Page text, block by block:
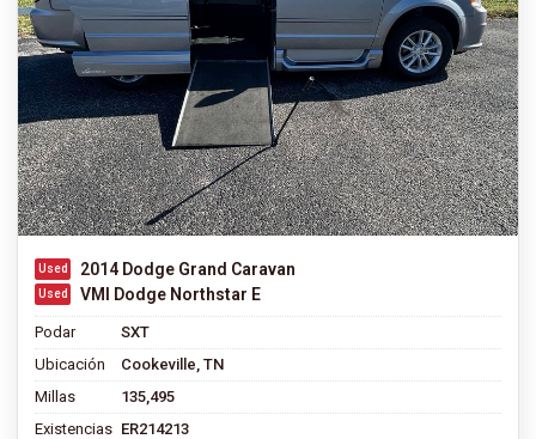
2014 Dodge Grand Caravan
VMI Dodge Northstar E
Podar
SXT
Ubicación
Cookeville, TN
Millas
135,495
Existencias ER214213